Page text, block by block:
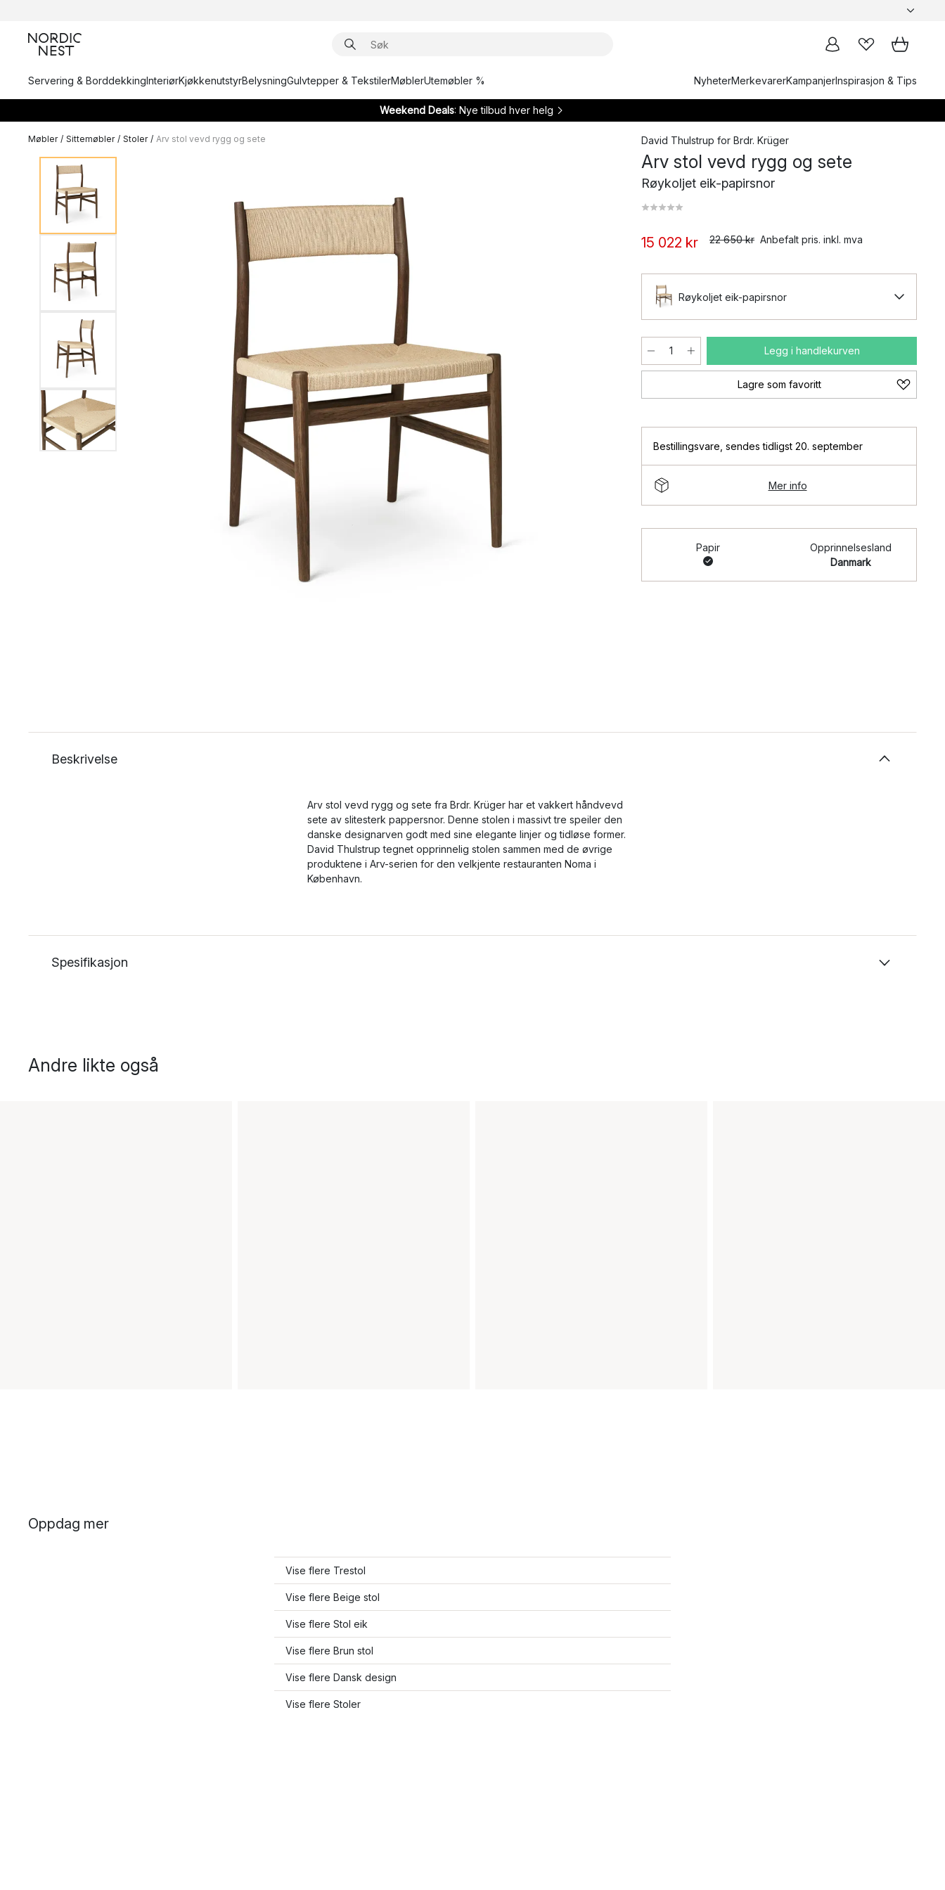
Servering & BorddekkingInteriørKjøkkenutstyrBelysningGulvtepper & TekstilerMøblerUtemøbler % NyheterMerkevarerKampanjerInspirasjon & Tips
Weekend Deals: Nye tilbud hver helg
Møbler / Sittemøbler / Stoler / Arv stol vevd rygg og sete David Thulstrup for Brdr. Krüger
Arv stol vevd rygg og sete
Røykoljet eik-papirsnor
15 022 kr 22 650 kr Anbefalt pris. inkl. mva
Røykoljet eik-papirsnor
Legg i handlekurven
Lagre som favoritt
Bestillingsvare sendes tidligst 20. september
Mer info
Papir
Opprinnelsesland
Danmark
Beskrivelse
Arv stol vevd rygg og sete fra Brdr. Krüger har et vakkert håndvevd
sete av slitesterk pappersnor. Denne stolen i massivt tre speiler den
danske designarven godt med sine elegante linjer og tidløse former.
David Thulstrup tegnet opprinnelig stolen sammen med de øvrige
produktene i Arv-serien for den velkjente restauranten Noma i
København.
Spesifikasjon
Andre likte også
Oppdag mer
Vise flere Trestol
Vise flere Beige stol
Vise flere Stol eik
Vise flere Brun stol
Vise flere Dansk design
Vise flere Stoler